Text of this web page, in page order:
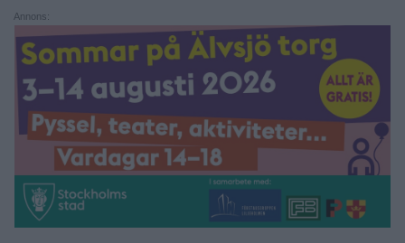
Annons: